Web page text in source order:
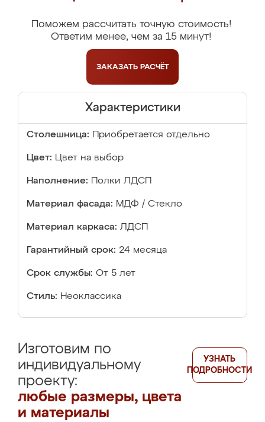
Поможем рассчитать точную стоимость!
Ответим менее, чем за 15 минут!
ЗАКАЗАТЬ РАСЧЁТ
Характеристики
Столешница: Приобретается отдельно
Цвет: Цвет на выбор
Наполнение: Полки ЛДСП
Материал фасада: МДФ / Стекло
Материал каркаса: ЛДСП
Гарантийный срок: 24 месяца
Срок службы: От 5 лет
Стиль: Неоклассика
Изготовим по
индивидуальному
проекту:
любые размеры, цвета
и материалы
УЗНАТЬ
ПОДРОБНОСТИ